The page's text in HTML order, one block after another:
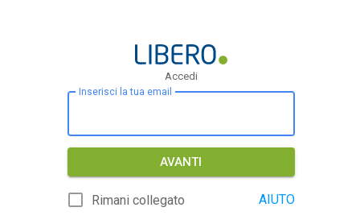
Accedi
Inserisci la tua email
AVANTI
Rimani collegato AIUTO